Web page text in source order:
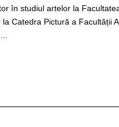
în studiul artelor la
Catedra Pictură a Facultății